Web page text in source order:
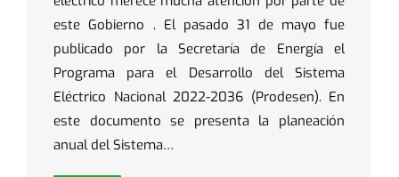
este Gobierno . El pasado 31 de mayo fue
publicado por la Secretaría de Energía el
Programa para el Desarrollo del Sistema
Eléctrico Nacional 2022-2036 (Prodesen). En
este documento se presenta la planeación
anual del Sistema…